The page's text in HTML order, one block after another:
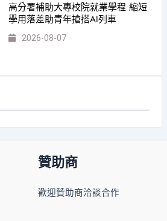
高分署補助大專校院就業學程 縮短
學用落差助青年搶搭AI列車
2026-08-07
贊助商
歡迎贊助商洽談合作